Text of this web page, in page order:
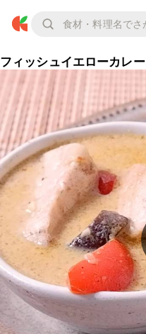
フィッシュイエローカレー